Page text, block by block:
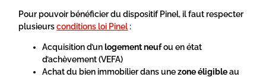
Pour pouvoir bénéficier du dispositif Pinel, il faut respecter
plusieursconditions loi Pinel :
Acquisition d’un logement neufou en état
d’achèvement (VEFA)
Achat du bien immobilier dans unezone éligibleau